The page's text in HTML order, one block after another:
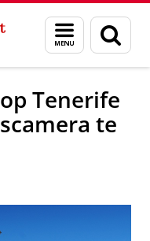
Menu
en
zoeken
en Nieuws
Tenerife
te